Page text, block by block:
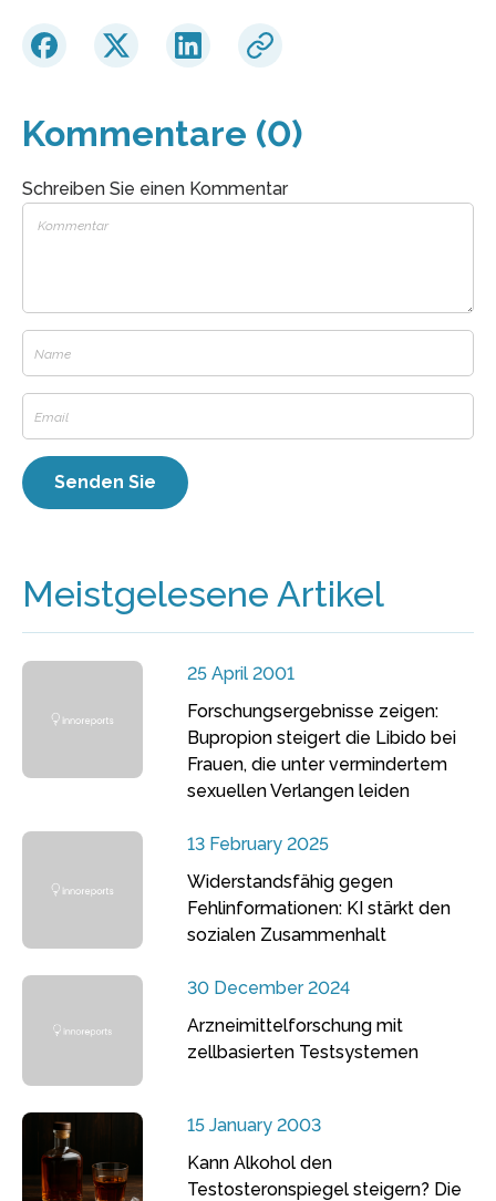
Kommentare (0)
Schreiben Sie einen Kommentar
Meistgelesene Artikel
25 April 2001
Forschungsergebnisse zeigen:
Bupropion steigert die Libido bei
Frauen, die unter vermindertem
sexuellen Verlangen leiden
13 February 2025
Widerstandsfähig gegen
Fehlinformationen: KI stärkt den
sozialen Zusammenhalt
30 December 2024
Arzneimittelforschung mit
zellbasierten Testsystemen
15 January 2003
Kann Alkohol den
Testosteronspiegel steigern? Die